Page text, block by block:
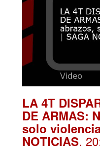
LA 4T
DE ARMAS:
solo
NOTICIAS.